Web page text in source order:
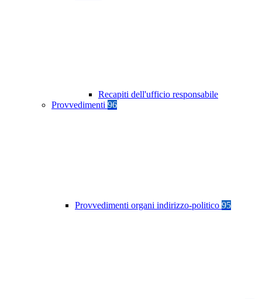
Recapiti dell'ufficio responsabile
Provvedimenti 96
Provvedimenti organi indirizzo-politico 95